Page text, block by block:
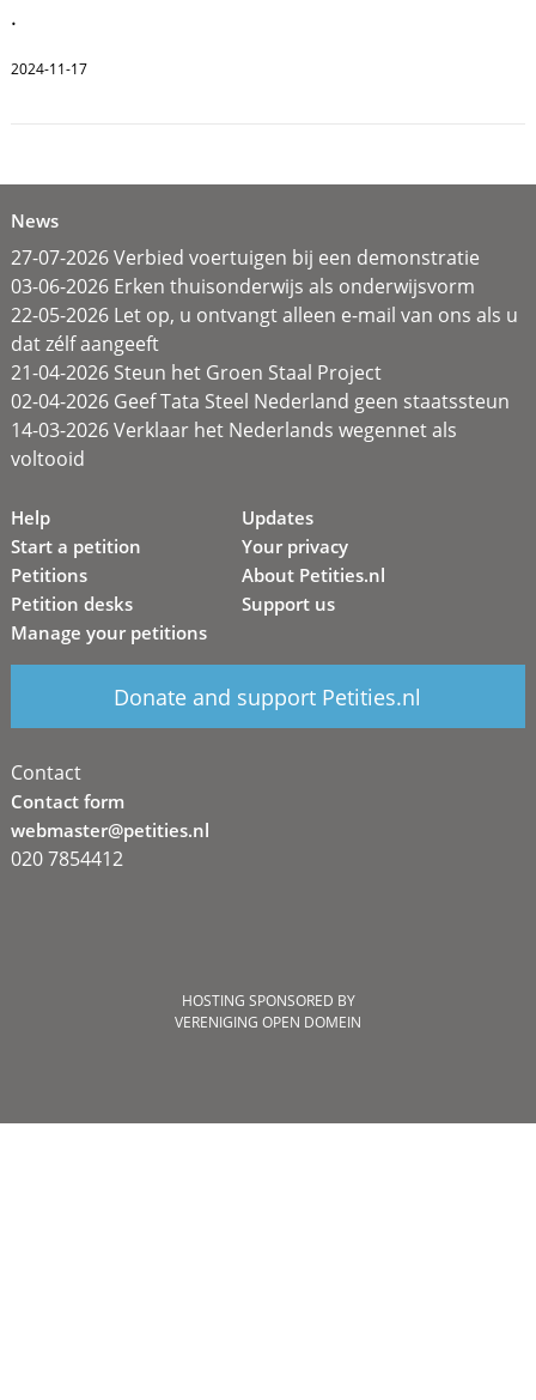
.
2024-11-17
News
27-07-2026 Verbied voertuigen bij een demonstratie
03-06-2026 Erken thuisonderwijs als onderwijsvorm
22-05-2026 Let op, u ontvangt alleen e-mail van ons als u
dat zélf aangeeft
21-04-2026 Steun het Groen Staal Project
02-04-2026 Geef Tata Steel Nederland geen staatssteun
14-03-2026 Verklaar het Nederlands wegennet als
voltooid
Help
Start a petition
Petitions
Petition desks
Manage your petitions
Updates
Your privacy
About Petities.nl
Support us
Donate and support Petities.nl
Contact
Contact form
webmaster@petities.nl
020 7854412
HOSTING SPONSORED BY
VERENIGING OPEN DOMEIN